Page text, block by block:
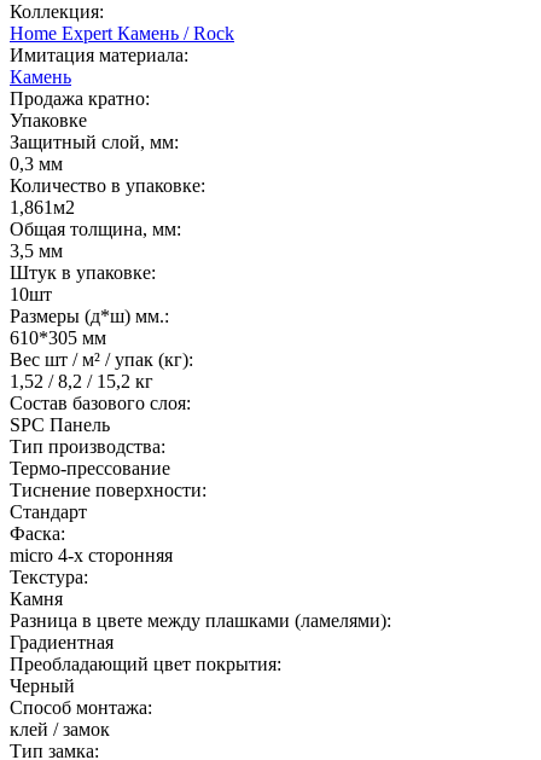
Коллекция:
Home Expert Камень / Rock
Имитация материала:
Камень
Продажа кратно:
Упаковке
Защитный слой, мм:
0,3 мм
Количество в упаковке:
1,861м2
Общая толщина, мм:
3,5 мм
Штук в упаковке:
10шт
Размеры (д*ш) мм.:
610*305 мм
Вес шт / м² / упак (кг):
1,52 / 8,2 / 15,2 кг
Состав базового слоя:
SPC Панель
Тип производства:
Термо-прессование
Тиснение поверхности:
Стандарт
Фаска:
micro 4-х сторонняя
Текстура:
Камня
Разница в цвете между плашками (ламелями):
Градиентная
Преобладающий цвет покрытия:
Черный
Способ монтажа:
клей / замок
Тип замка: